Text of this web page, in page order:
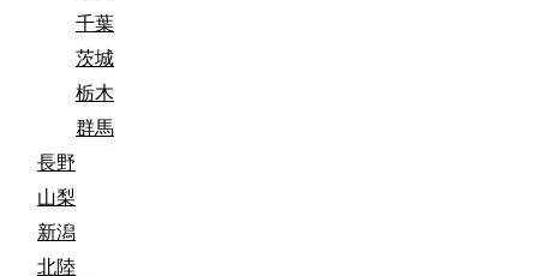
千葉
茨城
栃木
群馬
長野
山梨
新潟
北陸